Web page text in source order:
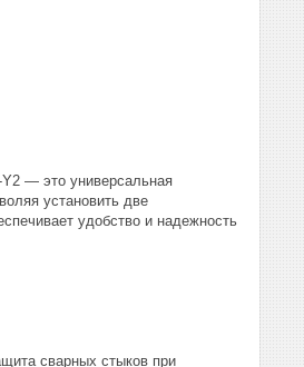
— это универсальная
установить две
удобство и надежность
сварных стыков при